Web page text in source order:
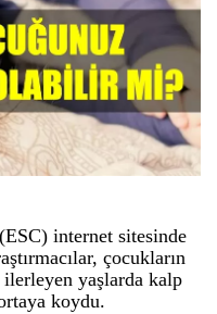
internet sitesinde
çocukların
ilerleyen yaşlarda kalp
koydu.